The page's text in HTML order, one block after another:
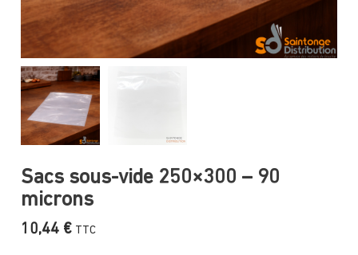
Sacs sous-vide 250×300 – 90
microns
10,44 € TTC